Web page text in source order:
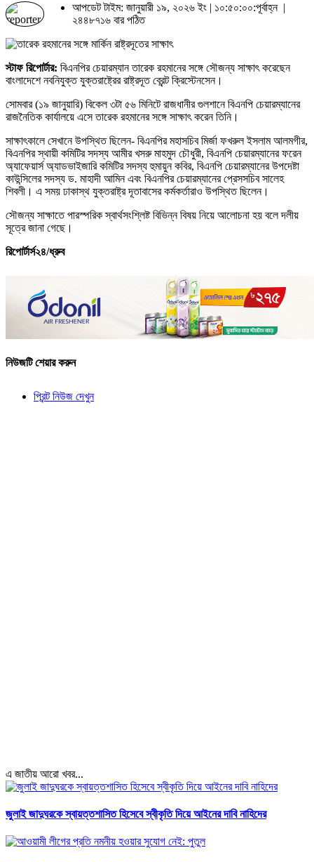
আপডেট টাইম: জানুয়ারী ১৯, ২০২৬ ইং | ১০:৫০:০০:পূর্বাহ্ন |
২৪৪৮৭১৬ বার পঠিত
স্টাফ রিপোর্টার: বিএনপির চেয়ারম্যান তারেক রহমানের সঙ্গে সৌজন্য সাক্ষাৎ করেছেন
বাংলাদেশে নবনিযুক্ত যুক্তরাষ্ট্রের রাষ্ট্রদূত ব্রেন্ট ক্রিস্টেনসেন।
সোমবার (১৯ জানুয়ারি) বিকেল ৩টা ৫৬ মিনিটে রাজধানীর গুলশানে বিএনপি চেয়ারম্যানের
রাজনৈতিক কার্যালয়ে এসে তারেক রহমানের সঙ্গে সাক্ষাৎ করেন তিনি।
সাক্ষাৎকালে সেখানে উপস্থিত ছিলেন- বিএনপির মহাসচিব মির্জা ফখরুল ইসলাম আলমগীর,
বিএনপির স্থায়ী কমিটির সদস্য আমীর খসরু মাহমুদ চৌধুরী, বিএনপি চেয়ারম্যানের ফরেন
অ্যাফেয়ার্স অ্যাডভাইজারি কমিটির সদস্য হুমায়ুন কবির, বিএনপি চেয়ারম্যানের উপদেষ্টা
কাউন্সিলের সদস্য ড. মাহাদী আমিন এবং বিএনপির চেয়ারম্যানের প্রেসসচিব সালেহ
শিবলী। এ সময় ঢাকাস্থ যুক্তরাষ্ট্র দূতাবাসের কর্মকর্তারাও উপস্থিত ছিলেন।
সৌজন্য সাক্ষাতে পারস্পরিক স্বার্থসংশ্লিষ্ট বিভিন্ন বিষয় নিয়ে আলোচনা হয় বলে দলীয়
সূত্রে জানা গেছে।
রিপোর্টার্স২৪/ধ্রুব
নিউজটি শেয়ার করুন
প্রিন্ট নিউজ দেখুন
এ জাতীয় আরো খবর...
জুলাই জাদুঘরকে স্বায়ত্তশাসিত হিসেবে স্বীকৃতি দিয়ে আইনের দাবি নাহিদের